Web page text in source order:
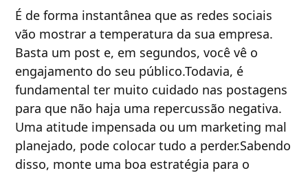
É de forma instantânea que as redes sociais
vão mostrar a temperatura da sua empresa.
Basta um post e, em segundos, você vê o
engajamento do seu público.Todavia, é
fundamental ter muito cuidado nas postagens
para que não haja uma repercussão negativa.
Uma atitude impensada ou um marketing mal
planejado, pode colocar tudo a perder.Sabendo
disso, monte uma boa estratégia para o